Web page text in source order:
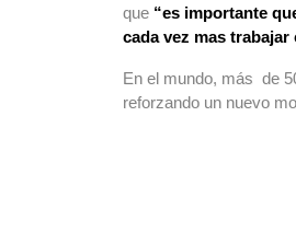
que “es importante
cada vez mas
En el mundo, más de
reforzando un nuevo